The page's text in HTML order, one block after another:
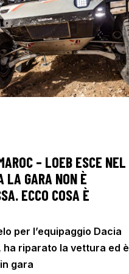
– LOEB ESCE NEL
LA GARA NON È
ECCO COSA È
per l’equipaggio Dacia
riparato la vettura ed è
gara